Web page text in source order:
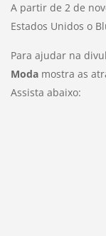
A partir de 2 de
Estados Unidos o
Para ajudar na
Modamostra as
Assista abaixo: